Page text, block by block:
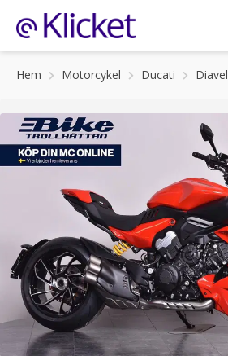
Hem Motorcykel Ducati Diavel